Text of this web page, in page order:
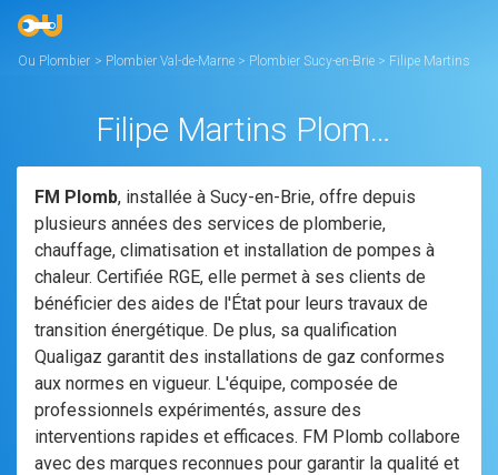
Ou Plombier > Plombier Val-de-Marne > Plombier Sucy-en-Brie > Filipe Martins
Filipe Martins Plombier - FM Plomb
FM Plomb, installée à Sucy-en-Brie, offre depuis
plusieurs années des services de plomberie,
chauffage, climatisation et installation de pompes à
chaleur. Certifiée RGE, elle permet à ses clients de
bénéficier des aides de l'État pour leurs travaux de
transition énergétique. De plus, sa qualification
Qualigaz garantit des installations de gaz conformes
aux normes en vigueur. L'équipe, composée de
professionnels expérimentés, assure des
interventions rapides et efficaces. FM Plomb collabore
avec des marques reconnues pour garantir la qualité et